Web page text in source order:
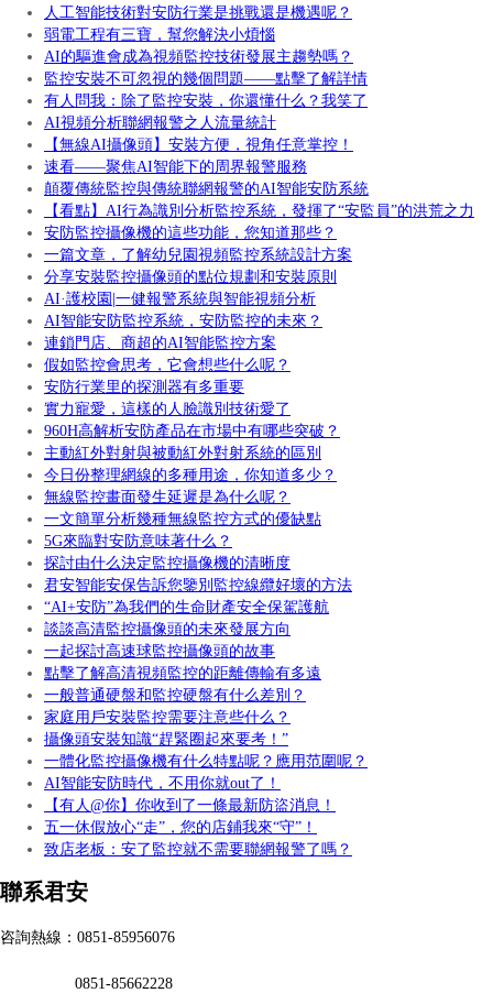
人工智能技術對安防行業是挑戰還是機遇呢？
弱電工程有三寶，幫您解決小煩惱
AI的驅進會成為視頻監控技術發展主趨勢嗎？
監控安裝不可忽視的幾個問題——點擊了解詳情
有人問我：除了監控安裝，你還懂什么？我笑了
AI視頻分析聯網報警之人流量統計
【無線AI攝像頭】安裝方便，視角任意掌控！
速看——聚焦AI智能下的周界報警服務
顛覆傳統監控與傳統聯網報警的AI智能安防系統
【看點】AI行為識別分析監控系統，發揮了“安監員”的洪荒之力
安防監控攝像機的這些功能，您知道那些？
一篇文章，了解幼兒園視頻監控系統設計方案
分享安裝監控攝像頭的點位規劃和安裝原則
AI·護校園|一健報警系統與智能視頻分析
AI智能安防監控系統，安防監控的未來？
連鎖門店、商超的AI智能監控方案
假如監控會思考，它會想些什么呢？
安防行業里的探測器有多重要
實力寵愛，這樣的人臉識別技術愛了
960H高解析安防產品在市場中有哪些突破？
主動紅外對射與被動紅外對射系統的區別
今日份整理網線的多種用途，你知道多少？
無線監控畫面發生延遲是為什么呢？
一文簡單分析幾種無線監控方式的優缺點
5G來臨對安防意味著什么？
探討由什么決定監控攝像機的清晰度
君安智能安保告訴您鑒別監控線纜好壞的方法
“AI+安防”為我們的生命財產安全保駕護航
談談高清監控攝像頭的未來發展方向
一起探討高速球監控攝像頭的故事
點擊了解高清視頻監控的距離傳輸有多遠
一般普通硬盤和監控硬盤有什么差別？
家庭用戶安裝監控需要注意些什么？
攝像頭安裝知識“趕緊圈起來要考！”
一體化監控攝像機有什么特點呢？應用范圍呢？
AI智能安防時代，不用你就out了！
【有人@你】你收到了一條最新防盜消息！
五一休假放心“走”，您的店鋪我來“守”！
致店老板：安了監控就不需要聯網報警了嗎？
聯系君安
咨詢熱線：0851-85956076
0851-85662228